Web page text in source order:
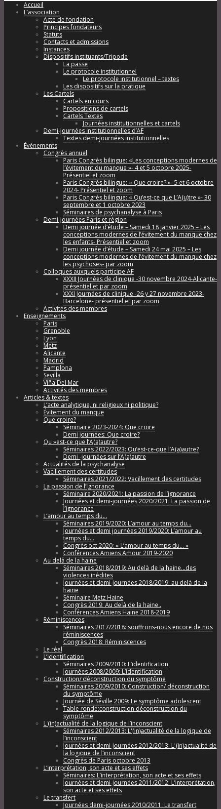
Accueil
L’association
Acte de fondation
Principes fondateurs
Statuts
Contacts et admissions
Instances
Dispositifs instituants/Tripode
La passe
Le protocole institutionnel
Le protocole institutionnel – textes
Les dispositifs sur la pratique
Les Cartels
Cartels en cours
Propositions de cartels
Cartels Textes
Journées institutionnelles et cartels
Demi-journées institutionnelles d’AF
Textes demi-journées institutionnelles
Évènements
Congrès annuel
Paris Congrès bilingue: «Les conceptions modernes de
l’évitement du manque »- 4 et 5 octobre 2025-
Présentiel et zoom
Paris Congrès bilingue: « Que croire? »- 5 et 6 octobre
2024- Présentiel et zoom
Paris Congrès bilingue: « Qu’est-ce que L’A(u)tre »- 30
septembre et 1 octobre 2023
Séminaires de psychanalyse à Paris
Demi-journées Paris et région
Demi journée d’étude – Samedi 18 janvier 2025 – Les
conceptions modernes de l’évitement du manque chez
les enfants- Présentiel et zoom
Demi journée d’étude – Samedi 24 mai 2025 – Les
conceptions modernes de l’évitement du manque chez
les psychoses- par zoom
Colloques auxquels participe AF
XXXII Journées de clinique -30 novembre 2024-Alicante-
présentiel et par zoom
XXXI Journées de clinique -26 y 27 novembre 2023-
Barcelone- présentiel et par zoom
Activités des membres
Enseignements
Paris
Grenoble
Lyon
Metz
Alicante
Madrid
Pamplona
Sevilla
Viña Del Mar
Activités des membres
Articles & textes
L’acte analytique, ni religieux ni politique?
Évitement du manque
Que croire?
Séminaire 2023-2024: Que croire
Demi journées: Que croire?
Qu »est-ce que l’A(a)autre?
Séminaires 2022/2023: Qu’est-ce-que l’A(a)autre?
Demi -journées sur l’A(a)autre
Actualités de la psychanalyse
Vacillement des certitudes
Séminaires 2021/2022: Vacillement des certitudes
La passion de l’Ignorance
Séminaire 2020/2021: La passion de l’ignorance
Journées et demi-journées 2020/2021: La passion de
l’ignorance
L’amour au temps du…
Séminaires 2019/2020: L’amour au temps du…
Journées et demi journées 2019/2020: L’amour au
temps du…
Congrès oct 2020: « L’amour au temps du… »
Conférences Amiens Amour 2019-2020
Au delà de la haine
Séminaires 2018/2019: Au delà de la haine…des
violences inédites
Journées et demi-journées 2018/2019: au delà de la
haine
Séminaire Metz Haine
Congrès 2019: Au delà de la haine..
Conférences Amiens Haine 2018-2019
Réminiscences
Séminaires 2017/2018: souffrons-nous encore de nos
réminiscences
Congrès 2018: Réminiscences
Le réel
L’identification
Séminaires 2009/2010: L’identification
Journées 2008/2009: L’identification
Construction/ déconstruction du symptôme
Séminaires 2009/2010: Construction/ déconstruction
du symptôme
Journée de Séville 2009: Le symptôme adolescent
Table ronde:construction déconstruction du
symptôme
L'(in)actualité de la logique de l’inconscient
Séminaires 2012/2013: L'(in)actualité de la logique de
l’inconscient
Journées et demi-journées 2012/2013: L'(in)actualité de
la logique de l’inconscient
Congrès de Paris octobre 2013
L’interprétation, son acte et ses effets
Séminaires: L’interprétation, son acte et ses effets
Journées et demi-journées 2011/2012: L’interprétation,
son acte et ses effets
Le transfert
Journées demi-journées 2010/2011: Le transfert